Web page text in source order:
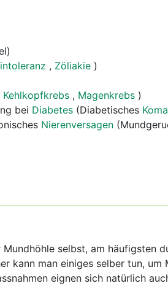
, Zöliakie )
Kehlkopfkrebs , Magenkrebs )
bei Diabetes (Diabetisches Koma
Nierenversagen
selbst, am häufigsten
kann man einiges selber tun, um
eignen sich natürlich